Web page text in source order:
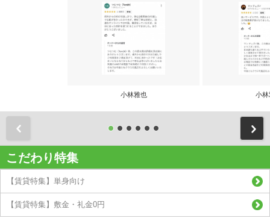
小林雅也 小林
こだわり特集
【賃貸特集】単身向け
【賃貸特集】敷金・礼金0円